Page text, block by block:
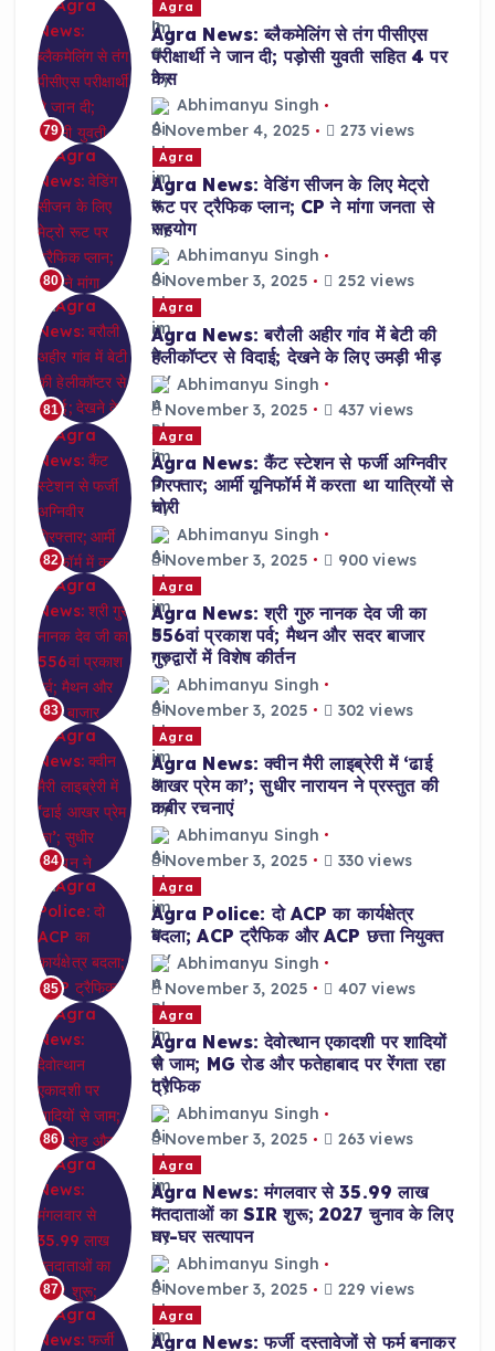
79
Agra
Agra News: ब्लैकमेलिंग से तंग पीसीएस
परीक्षार्थी ने जान दी; पड़ोसी युवती सहित 4 पर
केस
Abhimanyu Singh
November 4, 2025
273 views
80
Agra
Agra News: वेडिंग सीजन के लिए मेट्रो
रूट पर ट्रैफिक प्लान; CP ने मांगा जनता से
सहयोग
Abhimanyu Singh
November 3, 2025
252 views
81
Agra
Agra News: बरौली अहीर गांव में बेटी की
हेलीकॉप्टर से विदाई; देखने के लिए उमड़ी भीड़
Abhimanyu Singh
November 3, 2025
437 views
82
Agra
Agra News: कैंट स्टेशन से फर्जी अग्निवीर
गिरफ्तार; आर्मी यूनिफॉर्म में करता था यात्रियों से
चोरी
Abhimanyu Singh
November 3, 2025
900 views
83
Agra
Agra News: श्री गुरु नानक देव जी का
556वां प्रकाश पर्व; मैथन और सदर बाजार
गुरुद्वारों में विशेष कीर्तन
Abhimanyu Singh
November 3, 2025
302 views
84
Agra
Agra News: क्वीन मैरी लाइब्रेरी में ‘ढाई
आखर प्रेम का’; सुधीर नारायन ने प्रस्तुत की
कबीर रचनाएं
Abhimanyu Singh
November 3, 2025
330 views
85
Agra
Agra Police: दो ACP का कार्यक्षेत्र
बदला; ACP ट्रैफिक और ACP छत्ता नियुक्त
Abhimanyu Singh
November 3, 2025
407 views
86
Agra
Agra News: देवोत्थान एकादशी पर शादियों
से जाम; MG रोड और फतेहाबाद पर रेंगता रहा
ट्रैफिक
Abhimanyu Singh
November 3, 2025
263 views
87
Agra
Agra News: मंगलवार से 35.99 लाख
मतदाताओं का SIR शुरू; 2027 चुनाव के लिए
घर-घर सत्यापन
Abhimanyu Singh
November 3, 2025
229 views
Agra
Agra News: फर्जी दस्तावेजों से फर्म बनाकर